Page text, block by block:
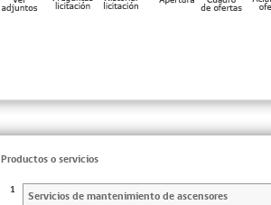
Productos o servicios
1
Servicios de mantenimiento de ascensores